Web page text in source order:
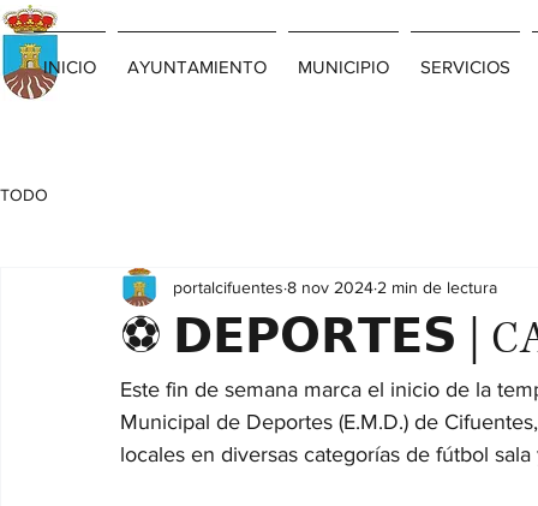
INICIO AYUNTAMIENTO MUNICIPIO SERVICIOS
TODO
⚽️ 𝗗𝗘𝗣𝗢𝗥𝗧𝗘𝗦 |
portalcifuentes 8 nov 2024 2 min de lectura
Este fin de semana marca el inicio de la
Municipal de Deportes (E.M.D.) de
locales en diversas categorías de fútbol